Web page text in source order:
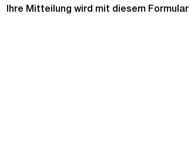
Ihre Mitteilung wird mit diesem